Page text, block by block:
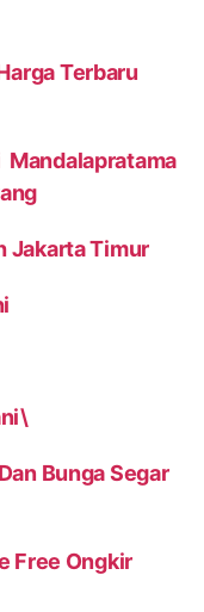
Terbaru
Mandalapratama
Jakarta Timur
Bunga Segar
Free Ongkir